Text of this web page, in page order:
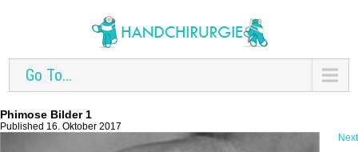
Go To...
Phimose Bilder 1
Published 16. Oktober 2017
Next